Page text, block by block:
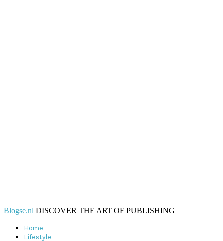
Blogse.nl DISCOVER THE ART OF PUBLISHING
Home
Lifestyle